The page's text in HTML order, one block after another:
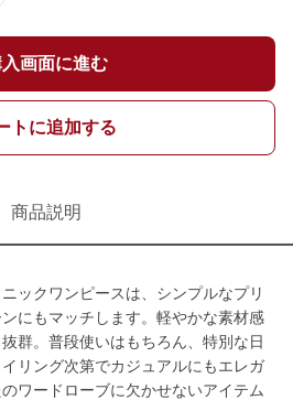
入画面に進む
トに追加する
商品説明
ックワンピースは、シンプルなプリ
にもマッチします。軽やかな素材感
群。普段使いはもちろん、特別な日
リング次第でカジュアルにもエレガ
ワードローブに欠かせないアイテム